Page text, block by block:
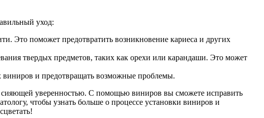
уход:
Это поможет предотвратить возникновение кариеса и других
твердых предметов, таких как орехи или карандаши. Это может
виниров и предотвращать возможные проблемы.
сияющей уверенностью. С помощью виниров вы сможете исправить
чтобы узнать больше о процессе установки виниров и